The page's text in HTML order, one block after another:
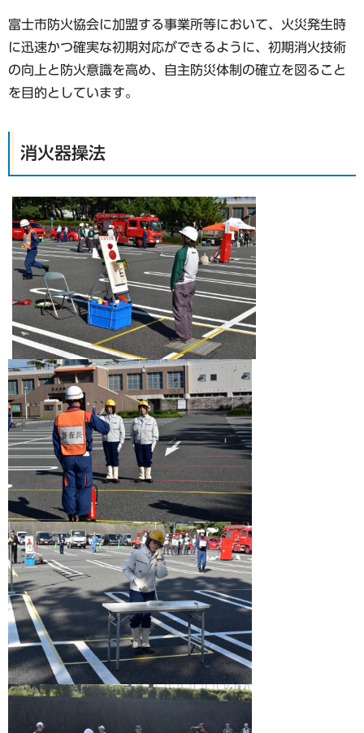
富士市防火協会に加盟する事業所等において、火災発生時
に迅速かつ確実な初期対応ができるように、初期消火技術
の向上と防火意識を高め、自主防災体制の確立を図ること
を目的としています。
消火器操法